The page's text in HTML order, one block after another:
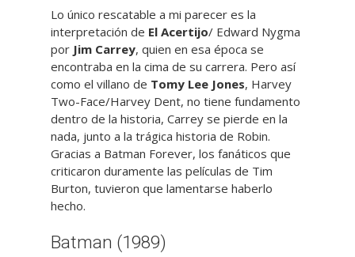
Lo único rescatable a mi parecer es la
interpretación de El Acertijo/ Edward Nygma
por Jim Carrey, quien en esa época se
encontraba en la cima de su carrera. Pero así
como el villano de Tomy Lee Jones, Harvey
Two-Face/Harvey Dent, no tiene fundamento
dentro de la historia, Carrey se pierde en la
nada, junto a la trágica historia de Robin.
Gracias a Batman Forever, los fanáticos que
criticaron duramente las películas de Tim
Burton, tuvieron que lamentarse haberlo
hecho.
Batman (1989)